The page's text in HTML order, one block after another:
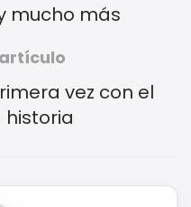
mucho más
vez con el
historia